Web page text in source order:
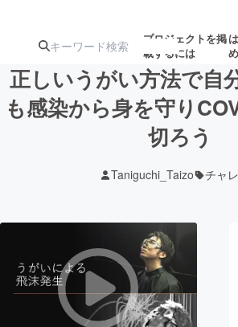
プロジェクトを掲
載するには
注目の新着プロ募集終
ロジェク
テクノロジー・ガジェット
映像・映画
正しいうがい方法で自
も感染から身を守り
切ろう
Taniguchi_Taizo チャ